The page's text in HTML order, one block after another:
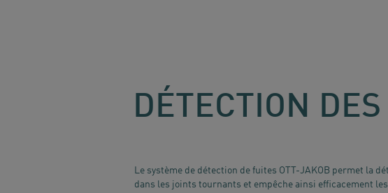
DÉTECTION
Le système de détection de fuites OTT-JAKOB permet la
dans les joints tournants et empêche ainsi efficacement